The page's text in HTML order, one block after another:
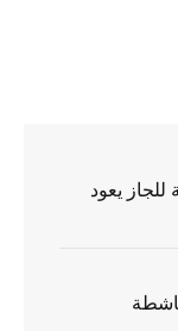
للجاز يعود